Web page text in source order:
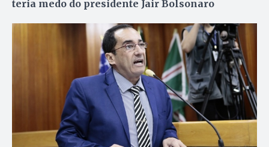
teria medo do presidente Jair Bolsonaro